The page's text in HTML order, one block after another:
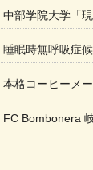
中部学院大学「
睡眠時無呼吸症
本格コーヒーメ
FC Bombonera